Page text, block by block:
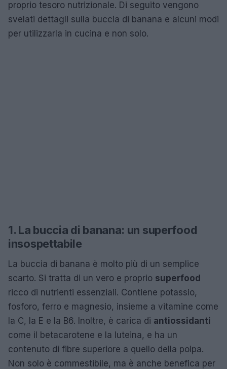
proprio tesoro nutrizionale. Di seguito vengono
svelati dettagli sulla buccia di banana e alcuni modi
per utilizzarla in cucina e non solo.
1. La buccia di banana: un superfood
insospettabile
La buccia di banana è molto più di un semplice
scarto. Si tratta di un vero e proprio superfood
ricco di nutrienti essenziali. Contiene potassio,
fosforo, ferro e magnesio, insieme a vitamine come
la C, la E e la B6. Inoltre, è carica di antiossidanti
come il betacarotene e la luteina, e ha un
contenuto di fibre superiore a quello della polpa.
Non solo è commestibile, ma è anche benefica per